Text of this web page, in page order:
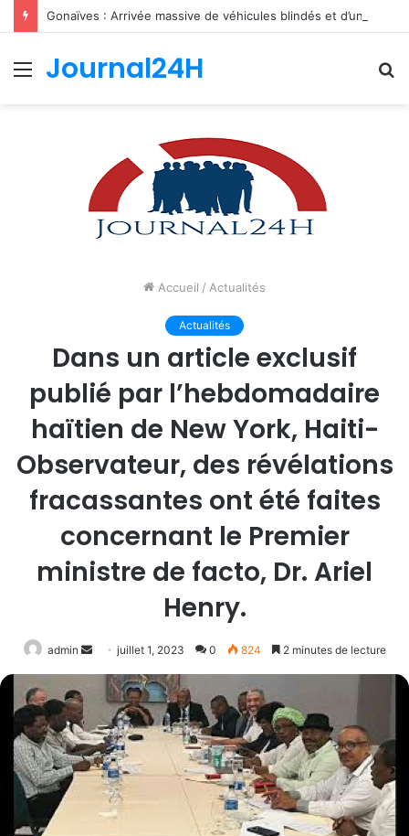
Menu
Journal24H
Accueil / Actualités
Actualités
Dans un article exclusif
publié par l’hebdomadaire
haïtien de New York, Haiti-
Observateur, des révélations
fracassantes ont été faites
concernant le Premier
ministre de facto, Dr. Ariel
Henry.
admin
Envoyer
un
courriel
juillet 1, 2023 0 824 2 minutes de lecture